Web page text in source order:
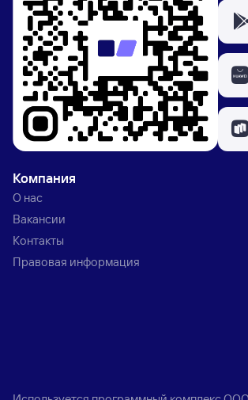
Компания
О нас
Вакансии
Контакты
Правовая информация